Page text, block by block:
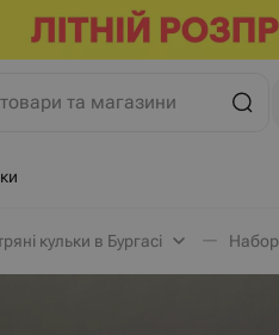
та магазини
кульки в Бургасі